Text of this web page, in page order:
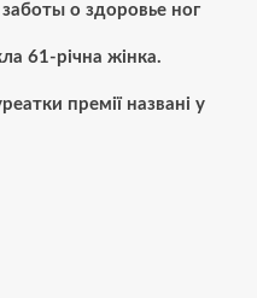
о здоровье ног
61-річна жінка.
премії названі у